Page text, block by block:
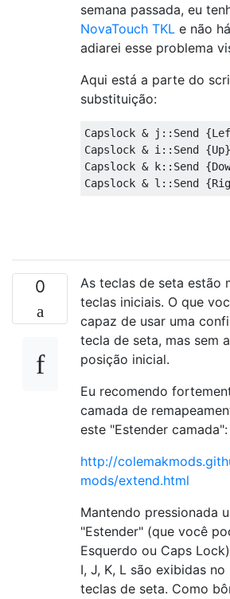
semana passada, eu
NovaTouch TKL e não
adiarei esse problema
Aqui está a parte do
substituição:
Capslock & j::Send
Capslock & i::Send {Up}
Capslock & k::Send
0
As teclas de seta estão
teclas iniciais. O que
capaz de usar uma
tecla de seta, mas sem
posição inicial.
Eu recomendo
camada de
este "Estender camada":
http://
mods/extend.html
Mantendo pressionada
"Estender" (que você
Esquerdo ou Caps
I, J, K, L são exibidas
teclas de seta. Como